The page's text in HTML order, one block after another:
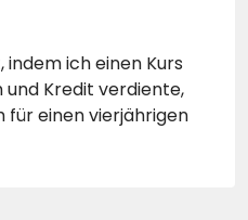
ich einen Kurs
Kredit verdiente,
für einen vierjährigen